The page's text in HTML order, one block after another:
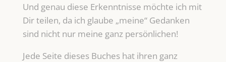
Und genau diese Erkenntnisse möchte ich mit
Dir teilen, da ich glaube „meine“ Gedanken
sind nicht nur meine ganz persönlichen!
Jede Seite dieses Buches hat ihren ganz